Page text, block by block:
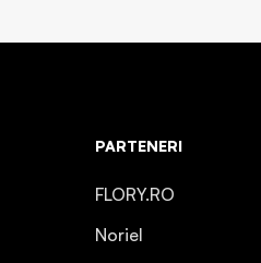
PARTENERI
FLORY.RO
Noriel